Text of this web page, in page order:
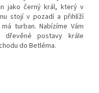
jako černý král, který v
stojí v pozadí a přihlíží
turban. Nabízíme Vám
dřevěné postavy krále
do Betléma.